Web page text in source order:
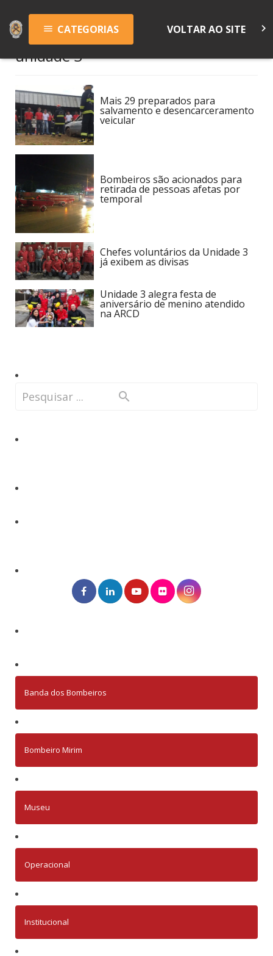
menu CATEGORIAS VOLTAR AO SITE keyboard_arrow_right
unidade 3
Mais 29 preparados para
salvamento e desencarceramento
veicular
Bombeiros são acionados para
retirada de pessoas afetas por
temporal
Chefes voluntários da Unidade 3
já exibem as divisas
Unidade 3 alegra festa de
aniversário de menino atendido
na ARCD
Banda dos Bombeiros
Bombeiro Mirim
Museu
Operacional
Institucional